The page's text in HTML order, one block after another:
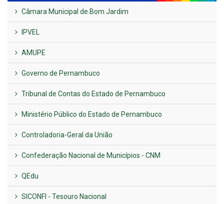
Câmara Municipal de Bom Jardim
IPVEL
AMUPE
Governo de Pernambuco
Tribunal de Contas do Estado de Pernambuco
Ministério Público do Estado de Pernambuco
Controladoria-Geral da União
Confederação Nacional de Municípios - CNM
QEdu
SICONFI - Tesouro Nacional